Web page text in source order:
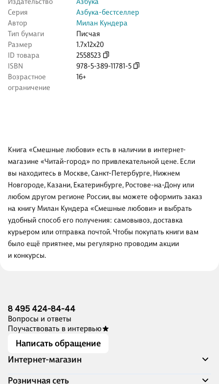
Серия
Азбука-бестселлер
Автор
Милан Кундера
Тип бумаги
Писчая
Размер
1.7x12x20
ID товара
2558523
ISBN
978-5-389-11781-5
Возрастное
ограничение
16+
Книга «Смешные любови» есть в наличии в интернет-
магазине «Читай-город» по привлекательной цене. Если
вы находитесь в Москве, Санкт-Петербурге, Нижнем
Новгороде, Казани, Екатеринбурге, Ростове-на-Дону или
любом другом регионе России, вы можете оформить заказ
на книгу Милан Кундера «Смешные любови» и выбрать
удобный способ его получения: самовывоз, доставка
курьером или отправка почтой. Чтобы покупать книги вам
было ещё приятнее, мы регулярно проводим акции
и конкурсы.
8 495 424-84-44
Вопросы и ответы
Поучаствовать в интервью
Написать обращение
Интернет-магазин
Акции
Розничная сеть